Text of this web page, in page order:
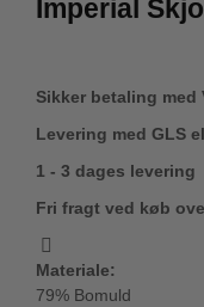
Imperial
Sikker betaling med
Levering med GLS
1 - 3 dages levering
Fri fragt ved køb
Materiale:
79% Bomuld